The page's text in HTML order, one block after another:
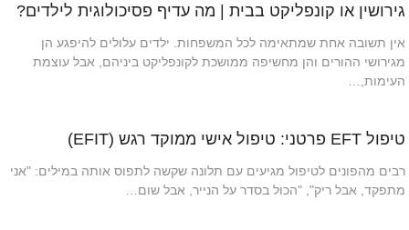
גירושין או קונפליקט בבית | מה עדיף פסיכולוגית לילדים?
אין תשובה אחת שמתאימה לכל המשפחות. ילדים עלולים להיפגע הן
מגירושי ההורים והן מחשיפה ממושכת לקונפליקט ביניהם, אבל עוצמת
העימות,…
טיפול EFT פרטני: טיפול אישי ממוקד רגש (EFIT)
רבים מהפונים לטיפול מגיעים עם תלונה שקשה לתפוס אותה במילים: "אני
מתפקד, אבל ריק", "הכול בסדר על הנייר, אבל שום…